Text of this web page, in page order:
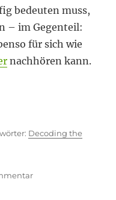
bedeuten muss,
– im Gegenteil:
für sich wie
nachhören kann.
Schlagwörter
Decoding the
zu